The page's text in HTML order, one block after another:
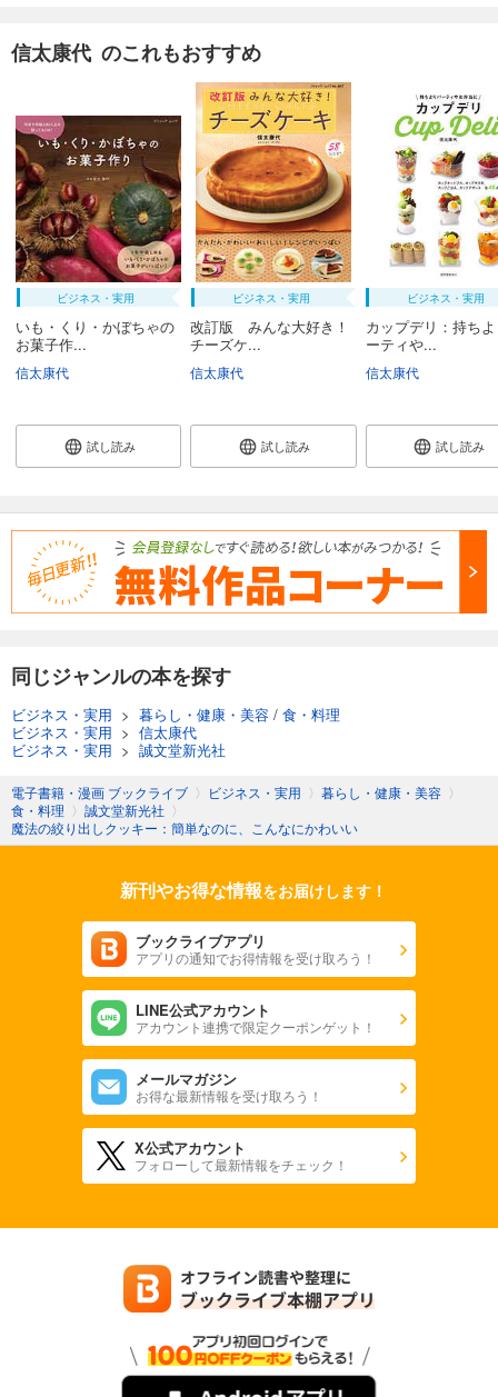
信太康代 のこれもおすすめ
ビジネス・実用
いも・くり・かぼちゃの
お菓子作...
信太康代
試し読み
ビジネス・実用
改訂版 みんな大好き！
チーズケ...
信太康代
試し読み
ビジネス・実用
カップデリ：持ち
ーティや...
信太康代
試し読み
同じジャンルの本を探す
ビジネス・実用 > 暮らし・健康・美容 / 食・料理
ビジネス・実用 > 信太康代
ビジネス・実用 > 誠文堂新光社
電子書籍・漫画 ブックライブ 〉 ビジネス・実用 〉 暮らし・健康・美容 〉
食・料理 〉 誠文堂新光社 〉
魔法の絞り出しクッキー：簡単なのに、こんなにかわいい
新刊やお得な情報をお届けします！
ブックライブアプリ
アプリの通知でお得情報を受け取ろう！
LINE公式アカウント
アカウント連携で限定クーポンゲット！
メールマガジン
お得な最新情報を受け取ろう！
X公式アカウント
フォローして最新情報をチェック！